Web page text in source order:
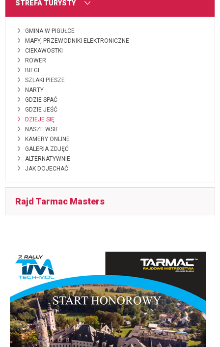
MENU
STREFA TURYSTY
GMINA W PIGUŁCE
MAPY, PRZEWODNIKI ELEKTRONICZNE
CIEKAWOSTKI
ROWER
BIEGI
SZLAKI PIESZE
NARTY
GDZIE SPAĆ
GDZIE JEŚĆ
DZIEJE SIĘ
NASZE WSIE
KAMERY ONLINE
GALERIA ZDJĘĆ
ALTERNATYWNIE
JAK DOJECHAĆ
Rajd Tarmac Masters